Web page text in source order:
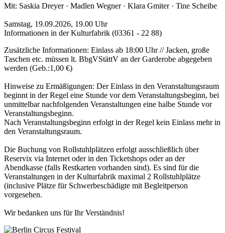
Mit: Saskia Dreyer · Madlen Wegner · Klara Gmiter · Tine Scheibe
Samstag, 19.09.2026, 19.00 Uhr
Informationen in der Kulturfabrik (03361 - 22 88)
Zusätzliche Informationen: Einlass ab 18:00 Uhr // Jacken, große
Taschen etc. müssen lt. BbgVStättV an der Garderobe abgegeben
werden (Geb.:1,00 €)
Hinweise zu Ermäßigungen: Der Einlass in den Veranstaltungsraum
beginnt in der Regel eine Stunde vor dem Veranstaltungsbeginn, bei
unmittelbar nachfolgenden Veranstaltungen eine halbe Stunde vor
Veranstaltungsbeginn.
Nach Veranstaltungsbeginn erfolgt in der Regel kein Einlass mehr in
den Veranstaltungsraum.
Die Buchung von Rollstuhlplätzen erfolgt ausschließlich über
Reservix via Internet oder in den Ticketshops oder an der
Abendkasse (falls Restkarten vorhanden sind). Es sind für die
Veranstaltungen in der Kulturfabrik maximal 2 Rollstuhlplätze
(inclusive Plätze für Schwerbeschädigte mit Begleitperson
vorgesehen.
Wir bedanken uns für Ihr Verständnis!